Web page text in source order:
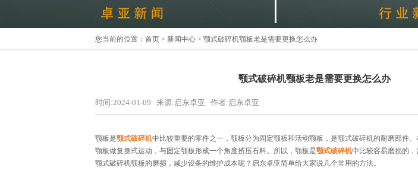
您当前的位置： 首页 > 新闻中心 > 颚式破碎机颚板老是需要更换怎么办
颚式破碎机颚板老是需要更换怎么办
时间:2024-01-09 来源:启东卓亚 作者:启东卓亚
颚板是颚式破碎机中比较重要的零件之一，颚板分为固定颚板和活动颚板，是颚式破碎机的耐磨部件
颚板做复摆式运动，与固定颚板形成一个角度挤压石料。所以，颚板是颚式破碎机中比较容易磨损的
颚式破碎机颚板的磨损，减少设备的维护成本呢？启东卓亚简单给大家说几个常用的方法。